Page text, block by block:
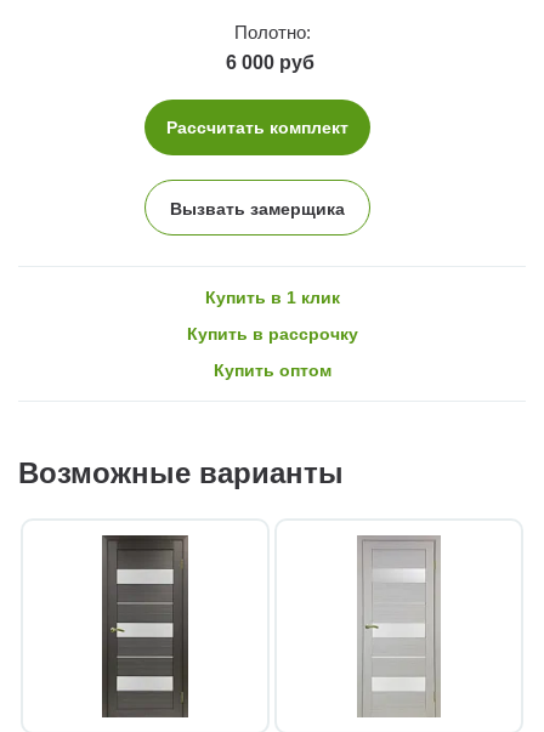
Полотно:
6 000 руб
Рассчитать комплект
Вызвать замерщика
Купить в 1 клик
Купить в рассрочку
Купить оптом
Возможные варианты